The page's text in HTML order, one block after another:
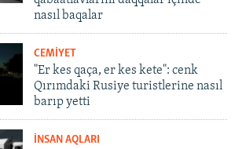
nasıl baqalar
CEMİYET
"Er kes qaça, er kes kete": cenk
Qırımdaki Rusiye turistlerine nasıl
barıp yetti
İNSAN AQLARI